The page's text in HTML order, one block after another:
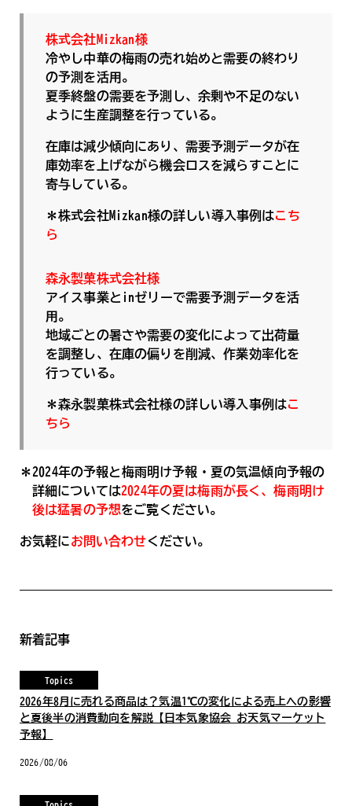
株式会社Mizkan様
冷やし中華の梅雨の売れ始めと需要の終わり
の予測を活用。
夏季終盤の需要を予測し、余剰や不足のない
ように生産調整を行っている。
在庫は減少傾向にあり、需要予測データが在
庫効率を上げながら機会ロスを減らすことに
寄与している。
＊株式会社Mizkan様の詳しい導入事例はこち
ら
森永製菓株式会社様
アイス事業とinゼリーで需要予測データを活
用。
地域ごとの暑さや需要の変化によって出荷量
を調整し、在庫の偏りを削減、作業効率化を
行っている。
＊森永製菓株式会社様の詳しい導入事例はこ
ちら
＊2024年の予報と梅雨明け予報・夏の気温傾向予報の
詳細については2024年の夏は梅雨が長く、梅雨明け
後は猛暑の予想をご覧ください。
お気軽にお問い合わせください。
新着記事
Topics
2026年8月に売れる商品は？気温1℃の変化による売上への影響
と夏後半の消費動向を解説【日本気象協会 お天気マーケット
予報】
2026/08/06